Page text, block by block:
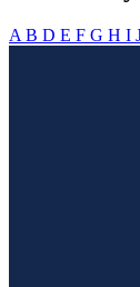
A B D E F G H I